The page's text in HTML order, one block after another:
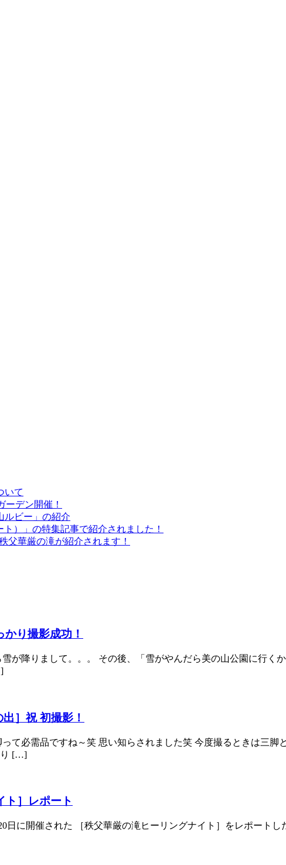
いて
ーデン開催！
ルビー」の紹介
）」の特集記事で紹介されました！
父華厳の滝が紹介されます！
り撮影成功！
が降りまして。。。 その後、「雪がやんだら美の山公園に行
］祝 初撮影！
て必需品ですね～笑 思い知らされました笑 今度撮るときは三
り […]
ト］レポート
日に開催された ［秩父華厳の滝ヒーリングナイト］をレポー